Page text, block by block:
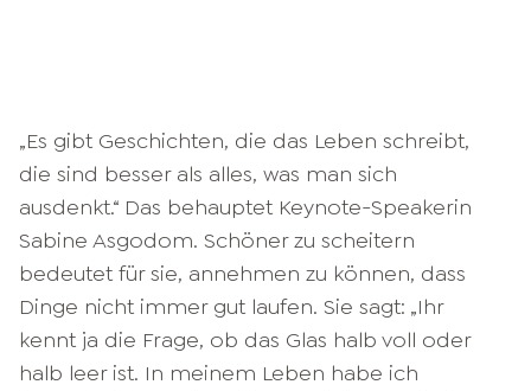
„Es gibt Geschichten, die das Leben schreibt,
die sind besser als alles, was man sich
ausdenkt.“ Das behauptet Keynote-Speakerin
Sabine Asgodom. Schöner zu scheitern
bedeutet für sie, annehmen zu können, dass
Dinge nicht immer gut laufen. Sie sagt: „Ihr
kennt ja die Frage, ob das Glas halb voll oder
halb leer ist. In meinem Leben habe ich